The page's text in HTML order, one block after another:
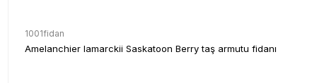
1001fidan
Amelanchier lamarckii Saskatoon Berry taş armutu fidanı